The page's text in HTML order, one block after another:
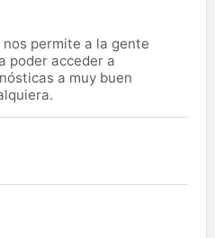
permite a la gente
poder acceder a
a muy buen